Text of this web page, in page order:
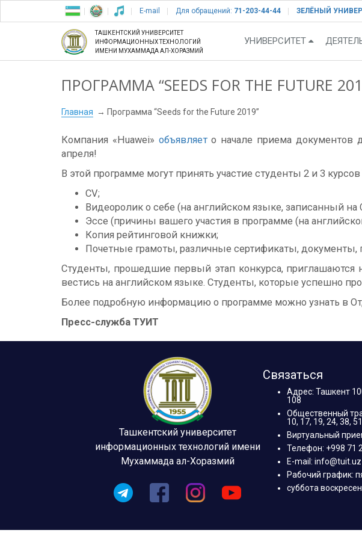
E-mail Для обращений: 71-203-44-44 ЗЕЛЁНЫЙ
ТАШКЕНТСКИЙ УНИВЕРСИТЕТ
ИНФОРМАЦИОННЫХ ТЕХНОЛОГИЙ
ИМЕНИ МУХАММАДА АЛ-ХОРАЗМИЙ
УНИВЕРСИТЕТ
ПРОГРАММА “SEEDS FOR THE FUTURE
Главная Программа “Seeds for the Future 2019”
Компания «Huawei» объявляето начале приема документов
апреля!
В этой программе могут принять участие студенты 2 и 3
CV;
Видеоролик о себе (на английском языке, записанный на
Эссе (причины вашего участия в программе (на
Копия рейтинговой книжки;
Почетные грамоты, различные сертификаты,
Студенты, прошедшие первый этап конкурса, приглашаются
вестись на английском языке. Студенты, которые успешно
Более подробную информацию о программе можно узнать в
Пресс-служба ТУИТ
Ташкентский университет
информационных технологий имени
Мухаммада ал-Хоразмий
Связаться
Адрес: Ташкент
108
Общественный
10, 17, 19, 24, 38,
Виртуальный
Телефон: +998 71
E-mail: info@tuit.uz
Рабочий график:
суббота